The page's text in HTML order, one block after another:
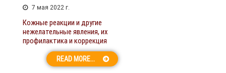
7 мая 2022 г.
Кожные реакции и другие
нежелательные явления, их
профилактика и коррекция
READ MORE...